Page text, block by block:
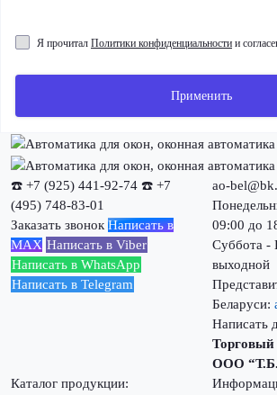
Я прочитал Политики конфиденциальности и
Применить
☎️ +7 (925) 441-92-74 ☎️ +7
(495) 748-83-01
Заказать звонок Написать в
MAX Написать в Viber
Написать в WhatsApp
Написать в Telegram
ao-
09:00 до
Суббота -
выходной
Беларуси:
Написать
ООО
Каталог продукции: